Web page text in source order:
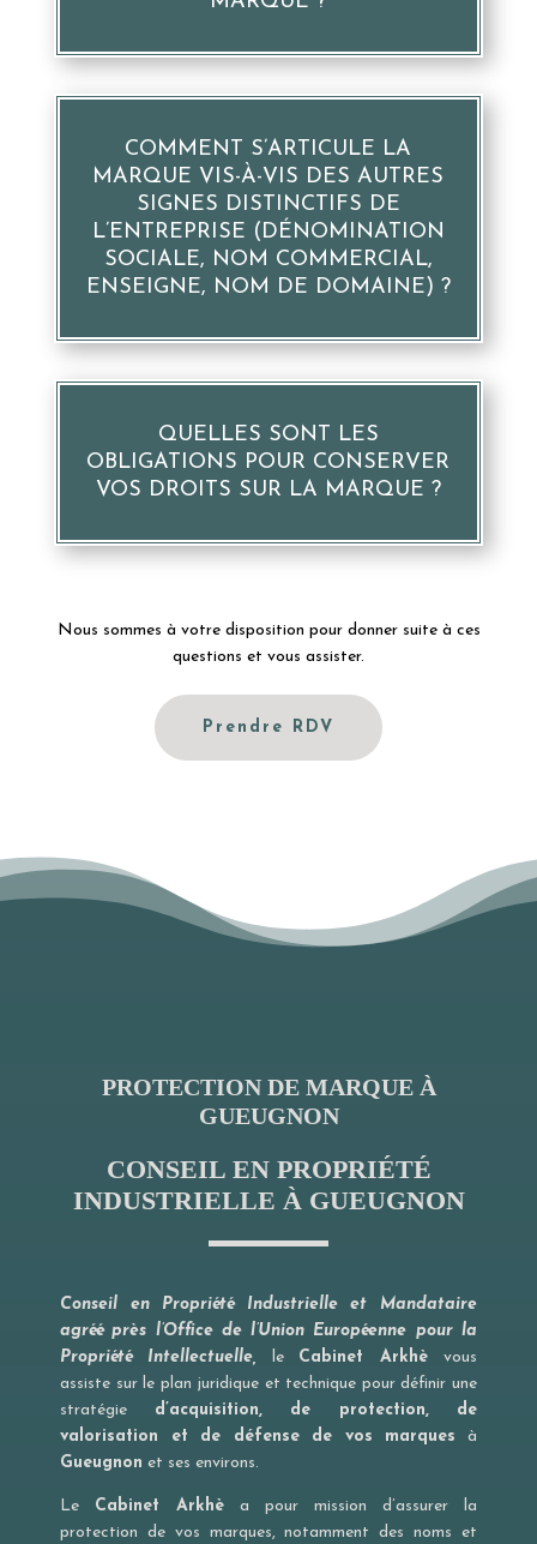
COMMENT S’ARTICULE LA
MARQUE VIS-À-VIS DES AUTRES
SIGNES DISTINCTIFS DE
L’ENTREPRISE (DÉNOMINATION
SOCIALE, NOM COMMERCIAL,
ENSEIGNE, NOM DE DOMAINE) ?
QUELLES SONT LES
OBLIGATIONS POUR CONSERVER
VOS DROITS SUR LA MARQUE ?
Nous sommes à votre disposition pour donner suite à ces
questions et vous assister.
Prendre RDV
PROTECTION DE MARQUE À
GUEUGNON
CONSEIL EN PROPRIÉTÉ
INDUSTRIELLE À GUEUGNON
Conseil en Propriété Industrielle et Mandataire
agréé près l’Office de l’Union Européenne pour la
Propriété Intellectuelle,
le Cabinet Arkhè vous
assiste sur le plan juridique et technique pour définir une
stratégie d’acquisition, de protection, de
valorisation et de défense de vos marques à
Gueugnon et ses environs.
Le Cabinet Arkhè a pour mission d’assurer la
protection de vos marques, notamment des noms et